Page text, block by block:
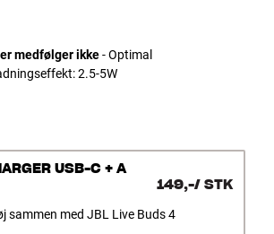
medfølger ikke- Optimal
2.5-5W
USB-C + A
149,-/ STK
sammen med JBL Live Buds 4